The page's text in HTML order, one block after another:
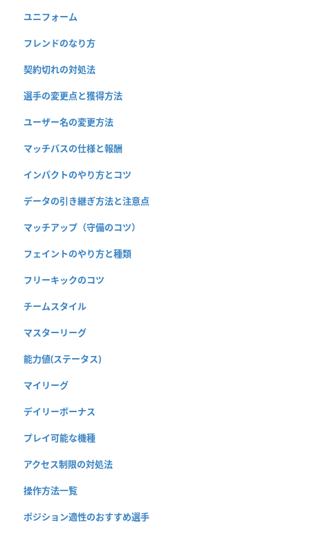
ユニフォーム
フレンドのなり方
契約切れの対処法
選手の変更点と獲得方法
ユーザー名の変更方法
マッチパスの仕様と報酬
インパクトのやり方とコツ
データの引き継ぎ方法と注意点
マッチアップ（守備のコツ）
フェイントのやり方と種類
フリーキックのコツ
チームスタイル
マスターリーグ
能力値(ステータス)
マイリーグ
デイリーボーナス
プレイ可能な機種
アクセス制限の対処法
操作方法一覧
ポジション適性のおすすめ選手